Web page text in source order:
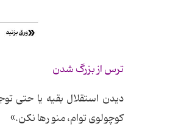
ترس از بزرگ شدن
دیدن استقلال بقیه یا حتی
کوچولوی توام، منو رها نکن.»